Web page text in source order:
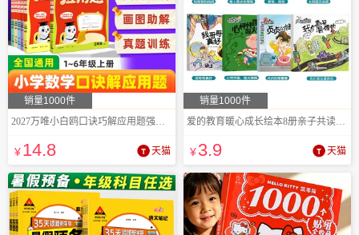
销量1000件
2027万唯小白鸥口诀巧解应用题强化训练
¥14.8 天猫
销量1000件
爱的教育暖心成长绘本8册亲子共读睡前故事
¥3.9 天猫